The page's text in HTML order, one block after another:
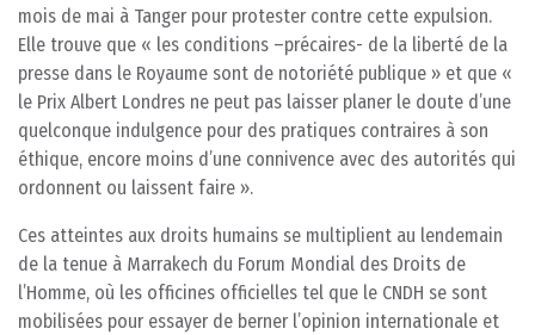
mois de mai à Tanger pour protester contre cette expulsion.
Elle trouve que « les conditions –précaires- de la liberté de la
presse dans le Royaume sont de notoriété publique » et que «
le Prix Albert Londres ne peut pas laisser planer le doute d’une
quelconque indulgence pour des pratiques contraires à son
éthique, encore moins d’une connivence avec des autorités qui
ordonnent ou laissent faire ».
Ces atteintes aux droits humains se multiplient au lendemain
de la tenue à Marrakech du Forum Mondial des Droits de
l’Homme, où les officines officielles tel que le CNDH se sont
mobilisées pour essayer de berner l’opinion internationale et